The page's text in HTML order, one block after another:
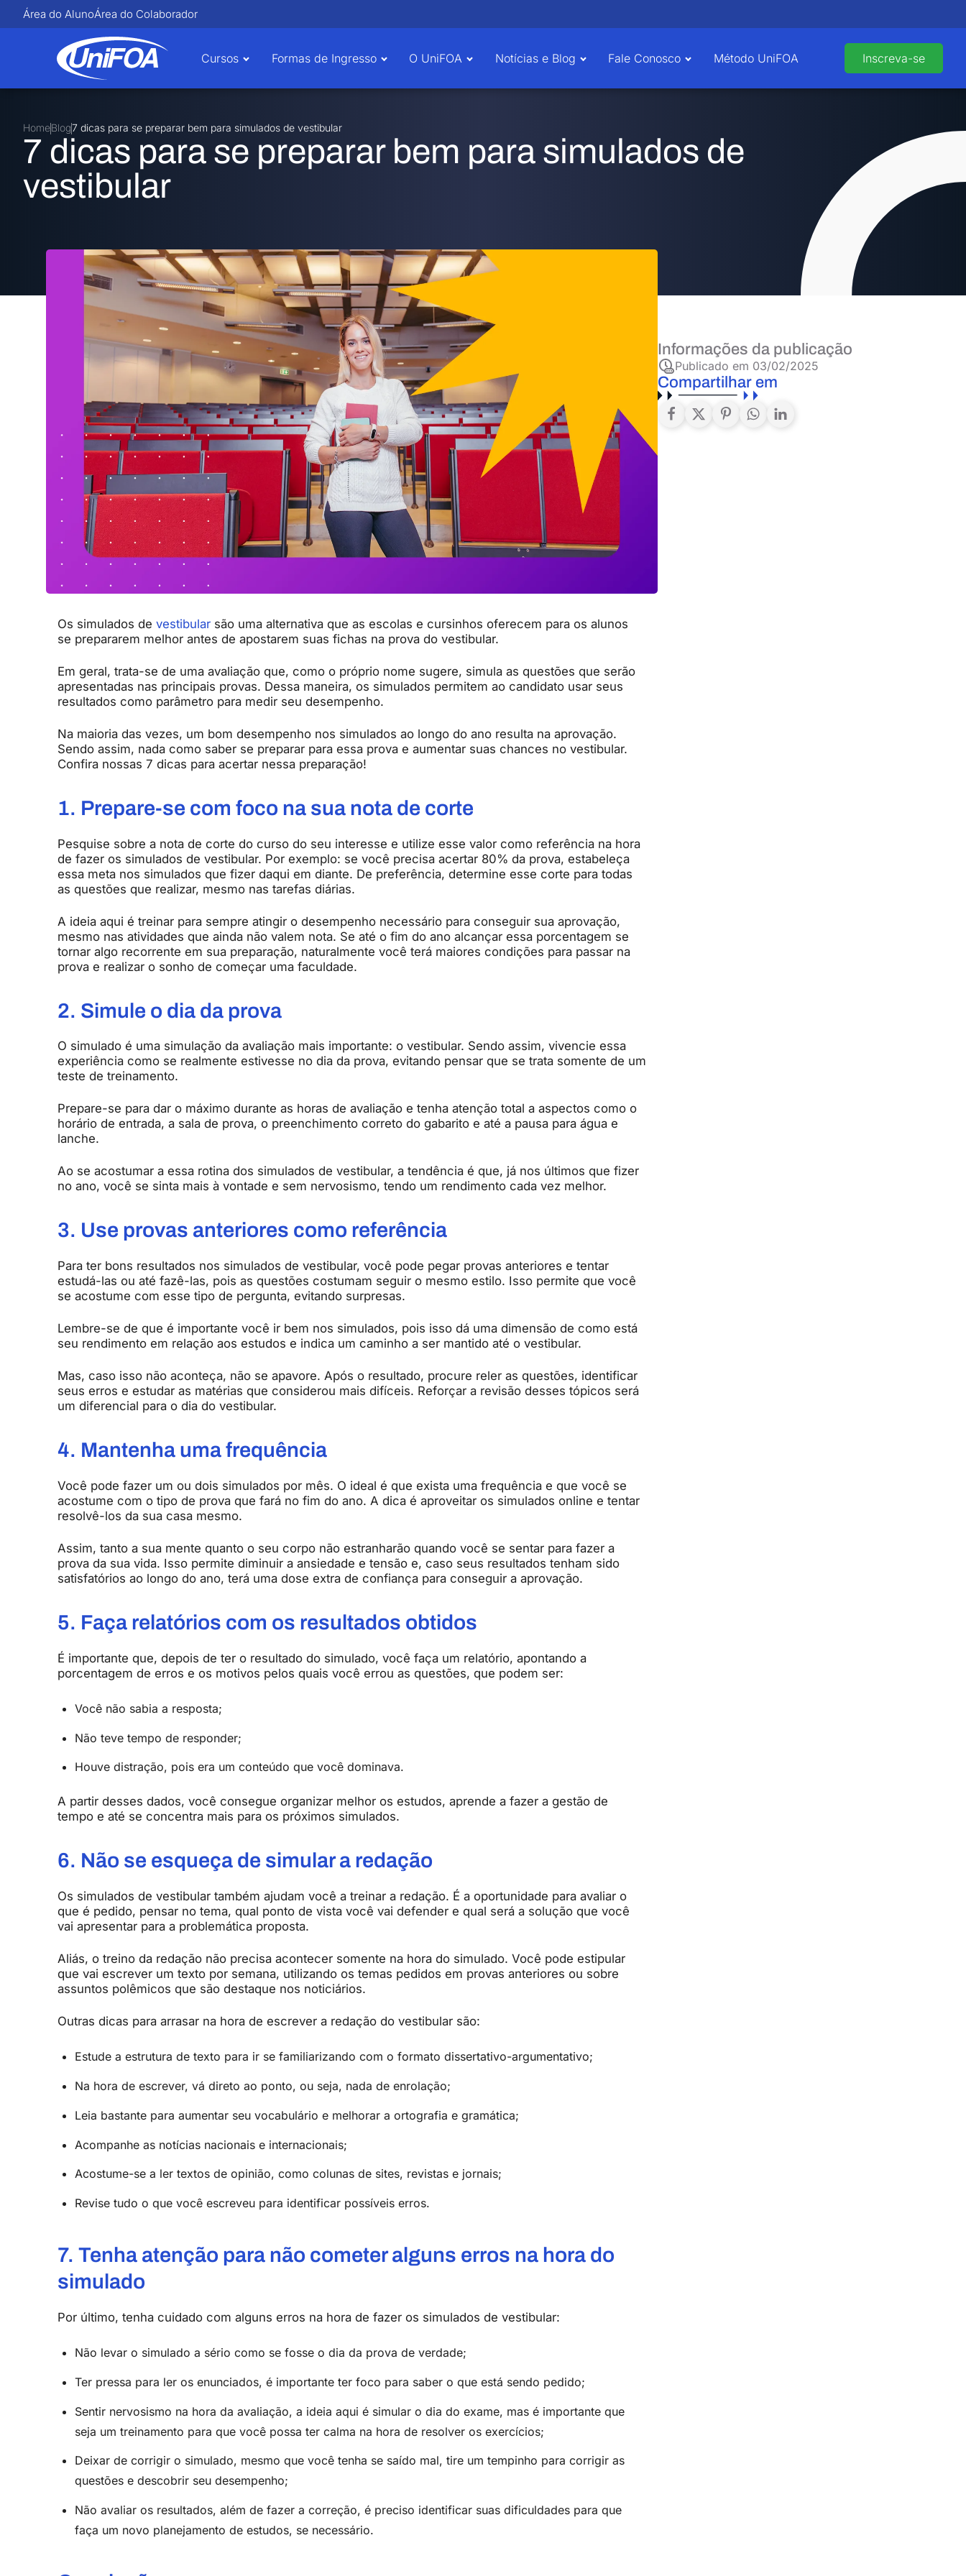
Área do AlunoÁrea do Colaborador
Cursos Formas de Ingresso O UniFOA Notícias e Blog Fale Conosco Método UniFOA Inscreva-se
HomeBlog7 dicas para se preparar bem para simulados de vestibular
7 dicas para se preparar bem para simulados de
vestibular
Os simulados de vestibular são uma alternativa que as escolas e cursinhos oferecem para os alunos
se prepararem melhor antes de apostarem suas fichas na prova do vestibular.
Em geral, trata-se de uma avaliação que, como o próprio nome sugere, simula as questões que serão
apresentadas nas principais provas. Dessa maneira, os simulados permitem ao candidato usar seus
resultados como parâmetro para medir seu desempenho.
Na maioria das vezes, um bom desempenho nos simulados ao longo do ano resulta na aprovação.
Sendo assim, nada como saber se preparar para essa prova e aumentar suas chances no vestibular.
Confira nossas 7 dicas para acertar nessa preparação!
1. Prepare-se com foco na sua nota de corte
Pesquise sobre a nota de corte do curso do seu interesse e utilize esse valor como referência na hora
de fazer os simulados de vestibular. Por exemplo: se você precisa acertar 80% da prova, estabeleça
essa meta nos simulados que fizer daqui em diante. De preferência, determine esse corte para todas
as questões que realizar, mesmo nas tarefas diárias.
A ideia aqui é treinar para sempre atingir o desempenho necessário para conseguir sua aprovação,
mesmo nas atividades que ainda não valem nota. Se até o fim do ano alcançar essa porcentagem se
tornar algo recorrente em sua preparação, naturalmente você terá maiores condições para passar na
prova e realizar o sonho de começar uma faculdade.
2. Simule o dia da prova
O simulado é uma simulação da avaliação mais importante: o vestibular. Sendo assim, vivencie essa
experiência como se realmente estivesse no dia da prova, evitando pensar que se trata somente de um
teste de treinamento.
Prepare-se para dar o máximo durante as horas de avaliação e tenha atenção total a aspectos como o
horário de entrada, a sala de prova, o preenchimento correto do gabarito e até a pausa para água e
lanche.
Ao se acostumar a essa rotina dos simulados de vestibular, a tendência é que, já nos últimos que fizer
no ano, você se sinta mais à vontade e sem nervosismo, tendo um rendimento cada vez melhor.
3. Use provas anteriores como referência
Para ter bons resultados nos simulados de vestibular, você pode pegar provas anteriores e tentar
estudá-las ou até fazê-las, pois as questões costumam seguir o mesmo estilo. Isso permite que você
se acostume com esse tipo de pergunta, evitando surpresas.
Lembre-se de que é importante você ir bem nos simulados, pois isso dá uma dimensão de como está
seu rendimento em relação aos estudos e indica um caminho a ser mantido até o vestibular.
Mas, caso isso não aconteça, não se apavore. Após o resultado, procure reler as questões, identificar
seus erros e estudar as matérias que considerou mais difíceis. Reforçar a revisão desses tópicos será
um diferencial para o dia do vestibular.
4. Mantenha uma frequência
Você pode fazer um ou dois simulados por mês. O ideal é que exista uma frequência e que você se
acostume com o tipo de prova que fará no fim do ano. A dica é aproveitar os simulados online e tentar
resolvê-los da sua casa mesmo.
Assim, tanto a sua mente quanto o seu corpo não estranharão quando você se sentar para fazer a
prova da sua vida. Isso permite diminuir a ansiedade e tensão e, caso seus resultados tenham sido
satisfatórios ao longo do ano, terá uma dose extra de confiança para conseguir a aprovação.
5. Faça relatórios com os resultados obtidos
É importante que, depois de ter o resultado do simulado, você faça um relatório, apontando a
porcentagem de erros e os motivos pelos quais você errou as questões, que podem ser:
Você não sabia a resposta;
Não teve tempo de responder;
Houve distração, pois era um conteúdo que você dominava.
A partir desses dados, você consegue organizar melhor os estudos, aprende a fazer a gestão de
tempo e até se concentra mais para os próximos simulados.
6. Não se esqueça de simular a redação
Os simulados de vestibular também ajudam você a treinar a redação. É a oportunidade para avaliar o
que é pedido, pensar no tema, qual ponto de vista você vai defender e qual será a solução que você
vai apresentar para a problemática proposta.
Aliás, o treino da redação não precisa acontecer somente na hora do simulado. Você pode estipular
que vai escrever um texto por semana, utilizando os temas pedidos em provas anteriores ou sobre
assuntos polêmicos que são destaque nos noticiários.
Outras dicas para arrasar na hora de escrever a redação do vestibular são:
Estude a estrutura de texto para ir se familiarizando com o formato dissertativo-argumentativo;
Na hora de escrever, vá direto ao ponto, ou seja, nada de enrolação;
Leia bastante para aumentar seu vocabulário e melhorar a ortografia e gramática;
Acompanhe as notícias nacionais e internacionais;
Acostume-se a ler textos de opinião, como colunas de sites, revistas e jornais;
Revise tudo o que você escreveu para identificar possíveis erros.
7. Tenha atenção para não cometer alguns erros na hora do
simulado
Por último, tenha cuidado com alguns erros na hora de fazer os simulados de vestibular:
Não levar o simulado a sério como se fosse o dia da prova de verdade;
Ter pressa para ler os enunciados, é importante ter foco para saber o que está sendo pedido;
Sentir nervosismo na hora da avaliação, a ideia aqui é simular o dia do exame, mas é importante que
seja um treinamento para que você possa ter calma na hora de resolver os exercícios;
Deixar de corrigir o simulado, mesmo que você tenha se saído mal, tire um tempinho para corrigir as
questões e descobrir seu desempenho;
Não avaliar os resultados, além de fazer a correção, é preciso identificar suas dificuldades para que
faça um novo planejamento de estudos, se necessário.
Informações da publicação
Publicado em 03/02/2025
Compartilhar em